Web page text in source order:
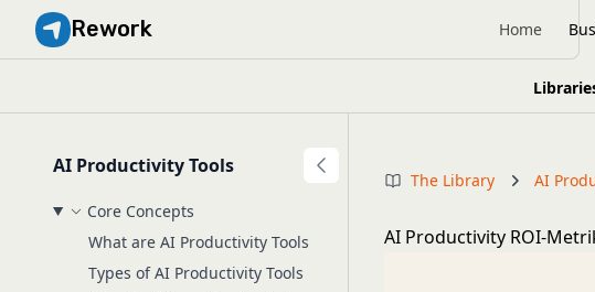
Rework Home
AI Productivity Tools
Core Concepts
What are AI Productivity Tools
Types of AI Productivity Tools
The Library AI
AI Productivity ROI-